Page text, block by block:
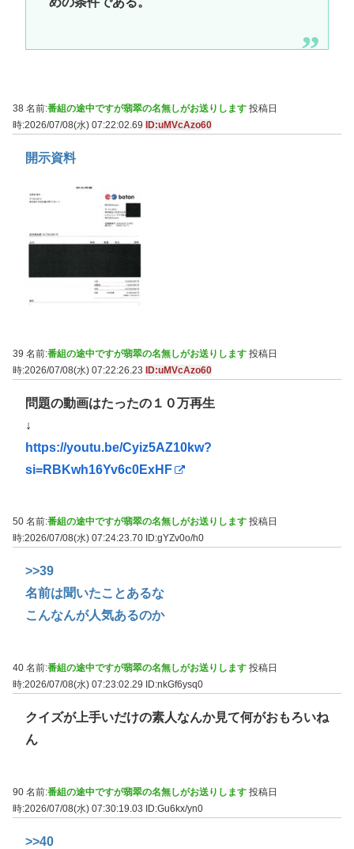
38 名前:番組の途中ですが翡翠の名無しがお送りします 投稿日
時:2026/07/08(水) 07:22:02.69 ID:uMVcAzo60
開示資料
39 名前:番組の途中ですが翡翠の名無しがお送りします 投稿日
時:2026/07/08(水) 07:22:26.23 ID:uMVcAzo60
問題の動画はたったの１０万再生
↓
https://youtu.be/Cyiz5AZ10kw?
si=RBKwh16Yv6c0ExHF
50 名前:番組の途中ですが翡翠の名無しがお送りします 投稿日
時:2026/07/08(水) 07:24:23.70 ID:gYZv0o/h0
>>39
名前は聞いたことあるな
こんなんが人気あるのか
40 名前:番組の途中ですが翡翠の名無しがお送りします 投稿日
時:2026/07/08(水) 07:23:02.29
ID:nkGf6ysq0
クイズが上手いだけの素人なんか見て何がおもろいね
ん
90 名前:番組の途中ですが翡翠の名無しがお送りします 投稿日
時:2026/07/08(水) 07:30:19.03 ID:Gu6kx/yn0
>>40